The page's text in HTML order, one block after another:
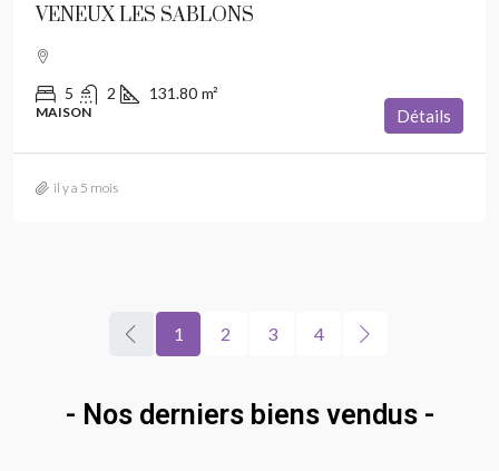
VENEUX LES SABLONS
5 2 131.80 m²
MAISON Détails
il y a 5 mois
1 2 3 4
- Nos derniers biens vendus -